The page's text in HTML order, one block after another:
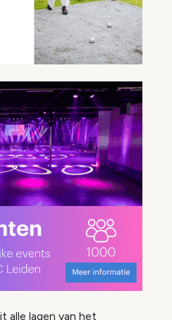
alle lagen van het